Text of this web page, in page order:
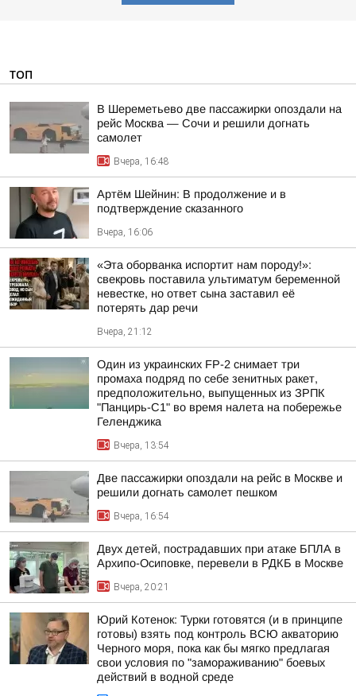
ТОП
В Шереметьево две пассажирки опоздали на
рейс Москва — Сочи и решили догнать
самолет
Вчера, 16:48
Артём Шейнин: В продолжение и в
подтверждение сказанного
Вчера, 16:06
«Эта оборванка испортит нам породу!»:
свекровь поставила ультиматум беременной
невестке, но ответ сына заставил её
потерять дар речи
Вчера, 21:12
Один из украинских FP-2 снимает три
промаха подряд по себе зенитных ракет,
предположительно, выпущенных из ЗРПК
"Панцирь-С1" во время налета на побережье
Геленджика
Вчера, 13:54
Две пассажирки опоздали на рейс в Москве и
решили догнать самолет пешком
Вчера, 16:54
Двух детей, пострадавших при атаке БПЛА в
Архипо-Осиповке, перевели в РДКБ в Москве
Вчера, 20:21
Юрий Котенок: Турки готовятся (и в принципе
готовы) взять под контроль ВСЮ акваторию
Черного моря, пока как бы мягко предлагая
свои условия по "замораживанию" боевых
действий в водной среде